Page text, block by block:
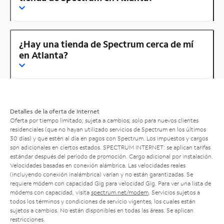
¿Hay una tienda de Spectrum cerca de mí
en Atlanta?
Detalles de la oferta de Internet
Oferta por tiempo limitado; sujeta a cambios; solo para nuevos clientes
residenciales (que no hayan utilizado servicios de Spectrum en los últimos
30 días) y que estén al día en pagos con Spectrum. Los impuestos y cargos
son adicionales en ciertos estados. SPECTRUM INTERNET: se aplican tarifas
estándar después del período de promoción. Cargo adicional por instalación.
Velocidades basadas en conexión alámbrica. Las velocidades reales
(incluyendo conexión inalámbrica) varían y no están garantizadas. Se
requiere módem con capacidad Gig para velocidad Gig. Para ver una lista de
módems con capacidad, visita spectrum.net/modem . Servicios sujetos a
todos los términos y condiciones de servicio vigentes, los cuales están
sujetos a cambios. No están disponibles en todas las áreas. Se aplican
restricciones.